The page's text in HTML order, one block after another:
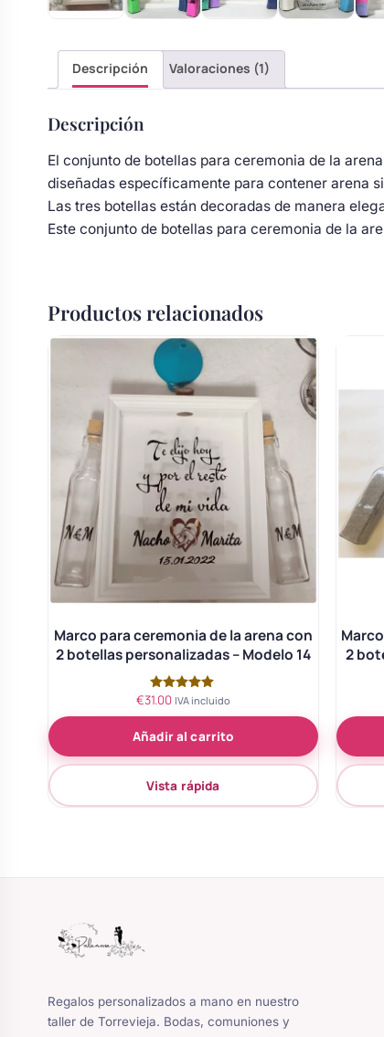
Descripción Valoraciones (1)
Descripción
El conjunto de botellas para ceremonia de la
diseñadas específicamente para contener arena
Las tres botellas están decoradas de manera
Este conjunto de botellas para ceremonia de la
Productos relacionados
Marco para ceremonia de la arena con
2 botellas personalizadas – Modelo 14
Valorado
de 5
€31.00 IVA incluido
Añadir al carrito
Vista rápida
2
Regalos personalizados a mano en nuestro
taller de Torrevieja. Bodas, comuniones y